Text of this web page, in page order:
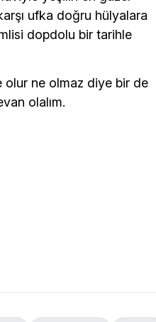
ufka doğru hülyalara
dopdolu bir tarihle
olur ne olmaz diye bir de
olalım.